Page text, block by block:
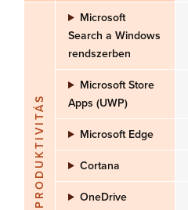
PRODUKTIVITÁS
Microsoft
Search a Windows
rendszerben
Microsoft Store
Apps (UWP)
Microsoft Edge
Cortana
OneDrive